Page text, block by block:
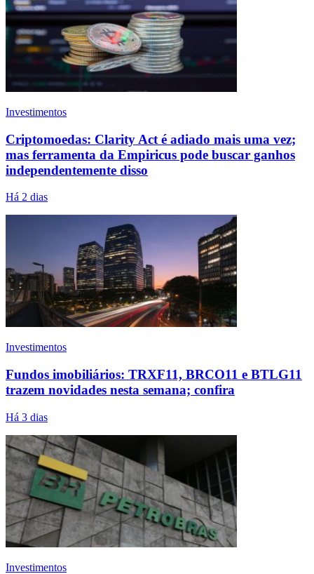
Investimentos
Criptomoedas: Clarity Act é adiado mais uma vez;
mas ferramenta da Empiricus pode buscar ganhos
independentemente disso
Há 2 dias
Investimentos
Fundos imobiliários: TRXF11, BRCO11 e BTLG11
trazem novidades nesta semana; confira
Há 3 dias
Investimentos